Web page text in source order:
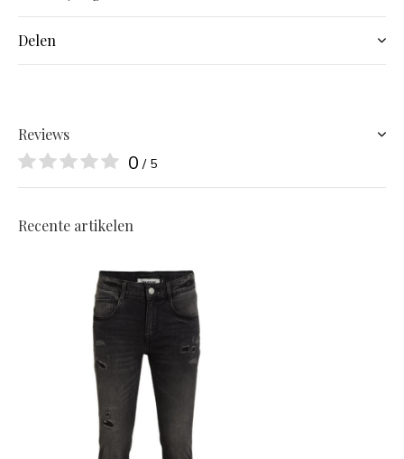
Delen
Reviews
0 / 5
Recente artikelen